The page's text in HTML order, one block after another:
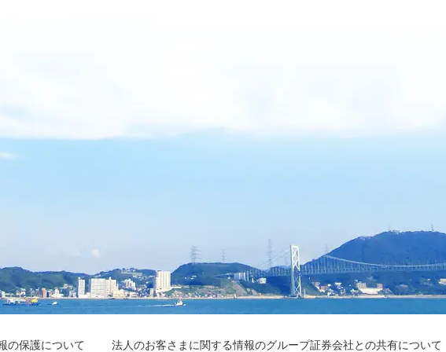
の保護について 法人のお客さまに関する情報のグループ証券会社との共有について